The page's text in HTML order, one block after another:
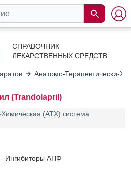
СПРАВОЧНИК
ЛЕКАРСТВЕННЫХ СРЕДСТВ
Анатомо-Терапевтически-
(Trandolapril)
(АТХ) система
Ингибиторы АПФ